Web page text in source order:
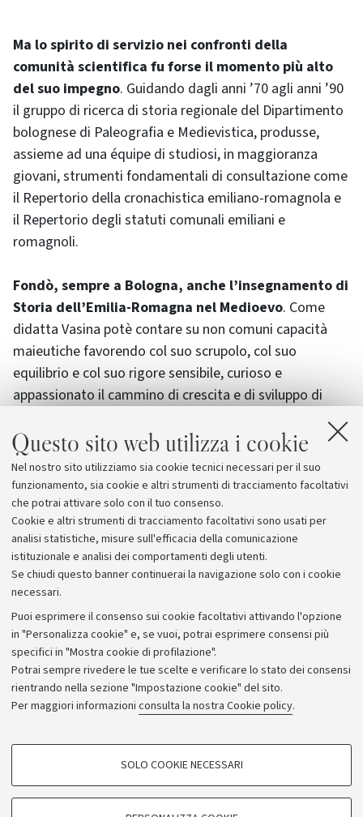
Questo sito web utilizza i cookie
Nel nostro sito utilizziamo sia cookie tecnici necessari per il suo
funzionamento, sia cookie e altri strumenti di tracciamento facoltativi
che potrai attivare solo con il tuo consenso.
Cookie e altri strumenti di tracciamento facoltativi sono usati per
analisi statistiche, misure sull'efficacia della comunicazione
istituzionale e analisi dei comportamenti degli utenti.
Se chiudi questo banner continuerai la navigazione solo con i cookie
necessari.
Puoi esprimere il consenso sui cookie facoltativi attivando l'opzione
in "Personalizza cookie" e, se vuoi, potrai esprimere consensi più
specifici in "Mostra cookie di profilazione".
Potrai sempre rivedere le tue scelte e verificare lo stato dei consensi
rientrando nella sezione "Impostazione cookie" del sito.
Per maggiori informazioni consulta la nostra Cookie policy.
COOKIE DI PROFILAZIONE - FACOLTATIVI
SOLO COOKIE NECESSARI
Ma lo spirito di servizio nei confronti della
comunità scientifica fu forse il momento più alto
del suo impegno. Guidando dagli anni ’70 agli anni ’90
il gruppo di ricerca di storia regionale del Dipartimento
bolognese di Paleografia e Medievistica, produsse,
assieme ad una équipe di studiosi, in maggioranza
giovani, strumenti fondamentali di consultazione come
il Repertorio della cronachistica emiliano-romagnola e
il Repertorio degli statuti comunali emiliani e
romagnoli.
Fondò, sempre a Bologna, anche l’insegnamento di
Storia dell’Emilia-Romagna nel Medioevo. Come
didatta Vasina potè contare su non comuni capacità
maieutiche favorendo col suo scrupolo, col suo
equilibrio e col suo rigore sensibile, curioso e
appassionato il cammino di crescita e di sviluppo di
intere generazioni di studenti e di giovani studiosi. Ciò
in virtù di un’indole signorilmente larga e disponibile
ma anche di una sostanza cristiana fortemente
interiorizzata e massimamente anticonformistica ed
evangelica.
Archivio
Comunicati stampa
Redazione
Rassegna stampa